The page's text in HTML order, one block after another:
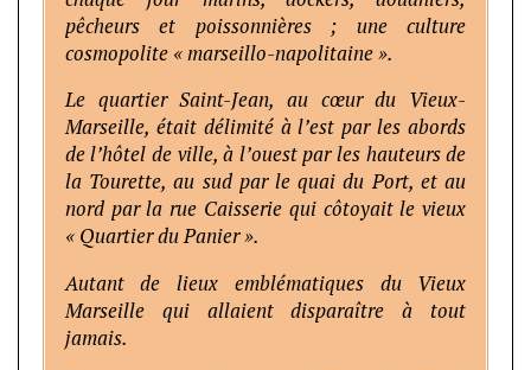
pêcheurs et poissonnières ; une culture
cosmopolite « marseillo-napolitaine ».
Le quartier Saint-Jean, au cœur du Vieux-
Marseille, était délimité à l’est par les abords
de l’hôtel de ville, à l’ouest par les hauteurs de
la Tourette, au sud par le quai du Port, et au
nord par la rue Caisserie qui côtoyait le vieux
« Quartier du Panier ».
Autant de lieux emblématiques du Vieux
Marseille qui allaient disparaître à tout
jamais.